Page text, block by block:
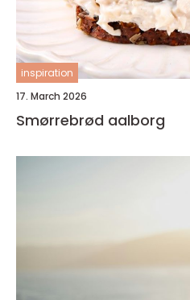
inspiration
17. March 2026
Smørrebrød aalborg